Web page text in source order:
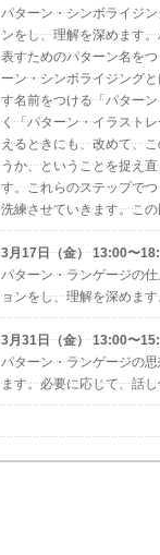
パターン・シンボライジ
ンをし、理解を深めます
表すためのパターン名を
ーン・シンボライジング
す名前をつける「パター
く「パターン・イラスト
えるときにも、改めて、
うか、ということを捉え
す。これらのステップで
洗練させていきます。こ
3月17日（金） 13:00〜
パターン・ランゲージの
ョンをし、理解を深めます
3月31日（金） 13:00〜
パターン・ランゲージの
ます。必要に応じて、話